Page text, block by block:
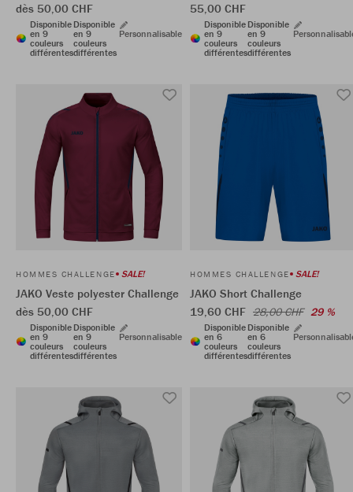
dès 50,00 CHF
Disponible
en 9
couleurs
différentes
Disponible
en 9
couleurs
différentes
Personnalisable
55,00 CHF
Disponible
en 9
couleurs
différentes
Disponible
en 9
couleurs
différentes
HOMMES CHALLENGE SALE!
JAKO Veste polyester Challenge
dès 50,00 CHF
Disponible
en 9
couleurs
différentes
Disponible
en 9
couleurs
différentes
Personnalisable
HOMMES CHALLENGE SALE!
JAKO Short Challenge
19,60 CHF 28,00 CHF 29 %
Disponible
en 6
couleurs
différentes
Disponible
en 6
couleurs
différentes